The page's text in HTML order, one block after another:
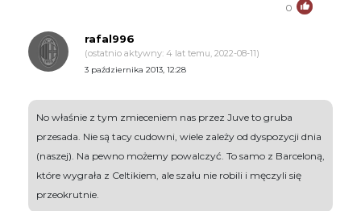
0
rafal996
(ostatnio aktywny: 4 lat temu, 2022-08-11)
3 października 2013, 12:28
No właśnie z tym zmieceniem nas przez Juve to gruba
przesada. Nie są tacy cudowni, wiele zależy od dyspozycji dnia
(naszej). Na pewno możemy powalczyć. To samo z Barceloną,
które wygrała z Celtikiem, ale szału nie robili i męczyli się
przeokrutnie.